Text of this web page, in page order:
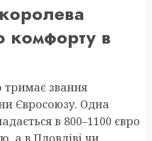
комфорту в
тримає звання
Євросоюзу. Одна
в 800–1100 євро
а в Пловдіві чи